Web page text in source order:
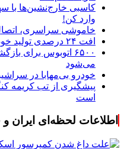
وارد کن!
خاموشی سراسری، اتصال
افت ۲۴ درصدی تولید خودرو در کشور
۶۵۰۰ اتوبوس برای
می‌شود
خودرو بی‌مهابا در
پیشگیری از تب کریمه
است
اطلاعات لحظه‌ای ایران